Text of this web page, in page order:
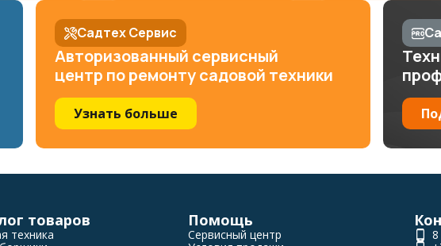
Садтех Сервис
Авторизованный сервисный
центр по ремонту садовой техники
Узнать больше
товаров
техника
Помощь
Сервисный центр
8